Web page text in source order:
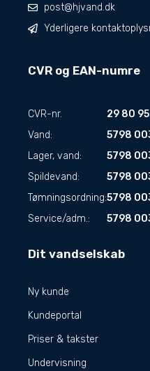
post@hjvand.dk
Yderligere
CVR og EAN-numre
CVR-nr.
29 80
Vand:
5798
Lager, vand:
5798
Spildevand:
5798
Tømningsordning:5798
Service/adm.:
5798
Dit vandselskab
Ny kunde
Kundeportal
Priser & takster
Undervisning